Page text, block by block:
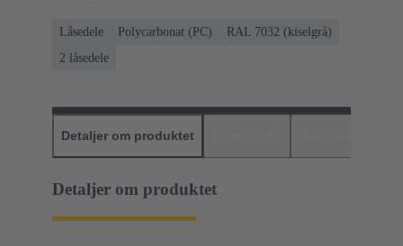
Låsedele Polycarbonat (PC)
RAL 7032 (kiselgrå)
2 låsedele
Detaljer om produktet
Detaljer om produktet